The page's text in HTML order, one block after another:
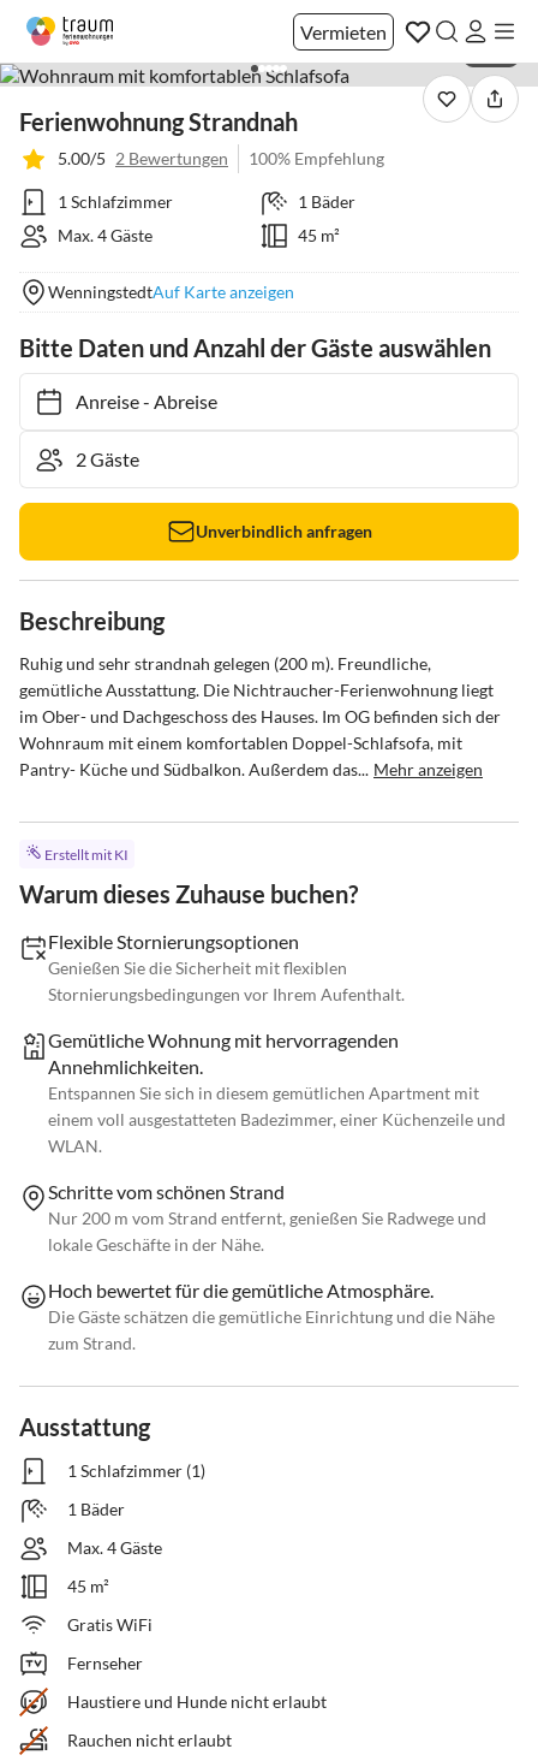
Vermieten
Ferienwohnung Strandnah
5.00/5 2 Bewertungen 100% Empfehlung
1 Schlafzimmer
1 Bäder
Max. 4 Gäste
45 m²
WenningstedtAuf Karte anzeigen
Bitte Daten und Anzahl der Gäste auswählen
Anreise- Abreise
Unverbindlich anfragen
Beschreibung
Ruhig und sehr strandnah gelegen (200 m). Freundliche,
gemütliche Ausstattung. Die Nichtraucher-Ferienwohnung liegt
im Ober- und Dachgeschoss des Hauses. Im OG befinden sich der
Wohnraum mit einem komfortablen Doppel-Schlafsofa, mit
Pantry- Küche und Südbalkon. Außerdem das... Mehr anzeigen
Erstellt mit KI
Warum dieses Zuhause buchen?
Flexible Stornierungsoptionen
Genießen Sie die Sicherheit mit flexiblen
Stornierungsbedingungen vor Ihrem Aufenthalt.
Gemütliche Wohnung mit hervorragenden
Annehmlichkeiten.
Entspannen Sie sich in diesem gemütlichen Apartment mit
einem voll ausgestatteten Badezimmer, einer Küchenzeile und
WLAN.
Schritte vom schönen Strand
Nur 200 m vom Strand entfernt, genießen Sie Radwege und
lokale Geschäfte in der Nähe.
Hoch bewertet für die gemütliche Atmosphäre.
Die Gäste schätzen die gemütliche Einrichtung und die Nähe
zum Strand.
Ausstattung
1 Schlafzimmer (1)
1 Bäder
Max. 4 Gäste
45 m²
Gratis WiFi
Fernseher
Haustiere und Hunde nicht erlaubt
Rauchen nicht erlaubt